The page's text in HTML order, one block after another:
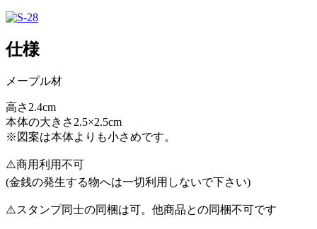
仕様
メープル材
高さ2.4cm
本体の大きさ2.5×2.5cm
※図案は本体よりも小さめです。
⚠️商用利用不可
(金銭の発生する物へは一切利用しないで下さい)
⚠️スタンプ同士の同梱は可。他商品との同梱不可です